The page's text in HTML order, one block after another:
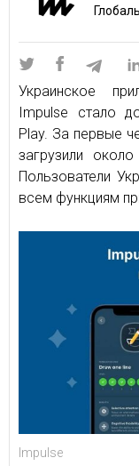
Украинское
Impulse стало
Play. За первые
загрузили
Пользователи
всем функциям
Impulse